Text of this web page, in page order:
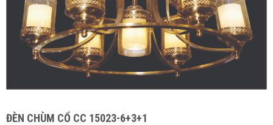
ĐÈN CHÙM CỔ CC 15023-6+3+1